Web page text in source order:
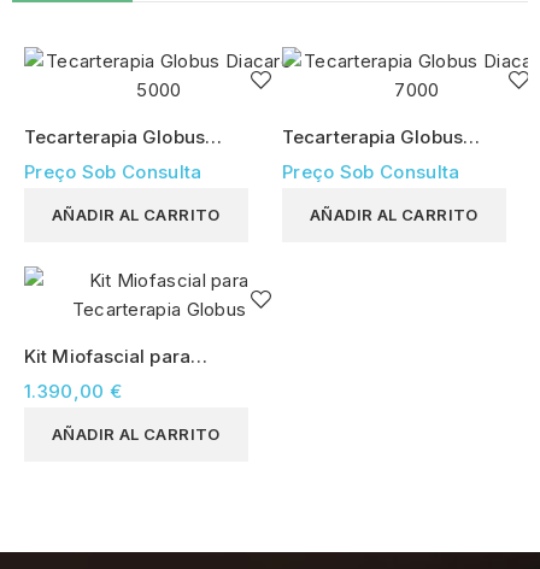
Tecarterapia Globus
Diacare 5000
Preço Sob Consulta
AÑADIR AL CARRITO
Tecarterapia Globus
Diacare 7000
Preço Sob Consulta
AÑADIR AL CARRITO
Kit Miofascial para
Tecarterapia Globus
1.390,00 €
AÑADIR AL CARRITO